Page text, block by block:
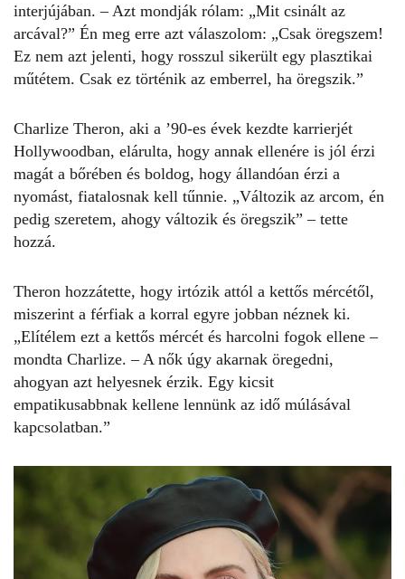
interjújában. – Azt mondják rólam: „Mit csinált az
arcával?” Én meg erre azt válaszolom: „Csak öregszem!
Ez nem azt jelenti, hogy rosszul sikerült egy plasztikai
műtétem. Csak ez történik az emberrel, ha öregszik.”
Charlize Theron, aki a ’90-es évek kezdte karrierjét
Hollywoodban, elárulta, hogy annak ellenére is jól érzi
magát a bőrében és boldog, hogy állandóan érzi a
nyomást, fiatalosnak kell tűnnie. „Változik az arcom, én
pedig szeretem, ahogy változik és öregszik” – tette
hozzá.
Theron hozzátette, hogy irtózik attól a kettős mércétől,
miszerint a férfiak a korral egyre jobban néznek ki.
„Elítélem ezt a kettős mércét és harcolni fogok ellene –
mondta Charlize. – A nők úgy akarnak öregedni,
ahogyan azt helyesnek érzik. Egy kicsit
empatikusabbnak kellene lennünk az idő múlásával
kapcsolatban.”